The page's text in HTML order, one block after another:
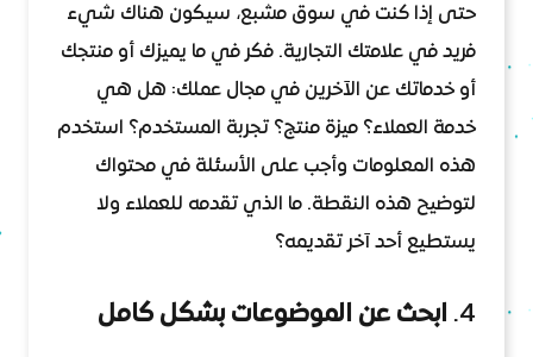
حتى إذا كنت في سوق مشبع، سيكون هناك شيء
فريد في علامتك التجارية. فكر في ما يميزك أو منتجك
أو خدماتك عن الآخرين في مجال عملك: هل هي
خدمة العملاء؟ ميزة منتج؟ تجربة المستخدم؟ استخدم
هذه المعلومات وأجب على الأسئلة في محتواك
لتوضيح هذه النقطة. ما الذي تقدمه للعملاء ولا
يستطيع أحد آخر تقديمه؟
4. ابحث عن الموضوعات بشكل كامل